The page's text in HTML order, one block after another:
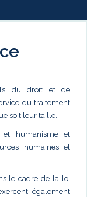
du droit et de
du traitement
soit leur taille.
et humanisme et
humaines et
le cadre de la loi
également